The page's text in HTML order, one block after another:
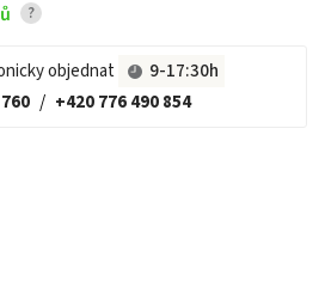
?
objednat
9-17:30h
/ +420 776 490 854